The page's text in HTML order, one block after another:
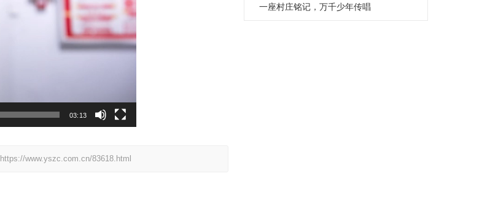
03:13
https://www.yszc.com.cn/83618.html
一座村庄铭记，万千少年传唱